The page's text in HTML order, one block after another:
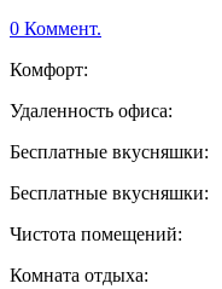
0 Коммент.
Комфорт:
Удаленность офиса:
Бесплатные вкусняшки:
Бесплатные вкусняшки:
Чистота помещений:
Комната отдыха: